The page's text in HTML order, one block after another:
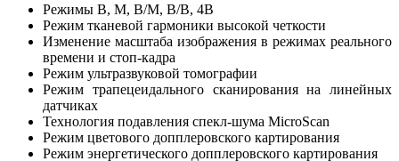
Режимы В, М, В/М, В/В, 4В
Режим тканевой гармоники высокой четкости
Изменение масштаба изображения в режимах реального
времени и стоп-кадра
Режим ультразвуковой томографии
Режим трапецеидального сканирования на линейных
датчиках
Технология подавления спекл-шума MicroScan
Режим цветового допплеровского картирования
Режим энергетического допплеровского картирования